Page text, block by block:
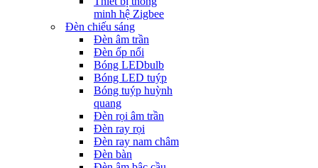
minh hệ Zigbee
Đèn chiếu sáng
Đèn âm trần
Đèn ốp nổi
Bóng LEDbulb
Bóng LED tuýp
Bóng tuýp huỳnh
quang
Đèn rọi âm trần
Đèn ray rọi
Đèn ray nam châm
Đèn bàn